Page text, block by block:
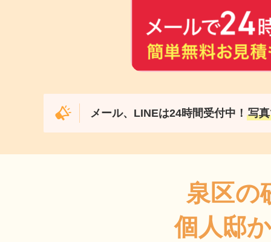
メール、LINEは24時間受付中！ 写
泉区の
個人邸